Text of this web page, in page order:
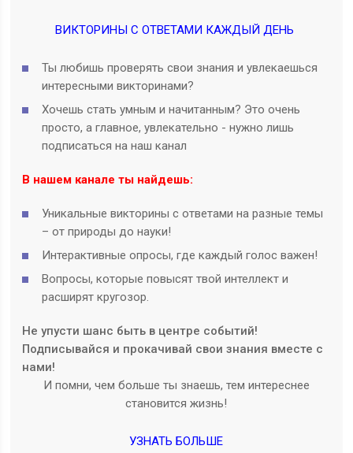
ВИКТОРИНЫ С ОТВЕТАМИ КАЖДЫЙ ДЕНЬ
Ты любишь проверять свои знания и увлекаешься
интересными викторинами?
Хочешь стать умным и начитанным? Это очень
просто, а главное, увлекательно - нужно лишь
подписаться на наш канал
В нашем канале ты найдешь:
Уникальные викторины с ответами на разные темы
– от природы до науки!
Интерактивные опросы, где каждый голос важен!
Вопросы, которые повысят твой интеллект и
расширят кругозор.
Не упусти шанс быть в центре событий!
Подписывайся и прокачивай свои знания вместе с
нами!
И помни, чем больше ты знаешь, тем интереснее
становится жизнь!
УЗНАТЬ БОЛЬШЕ